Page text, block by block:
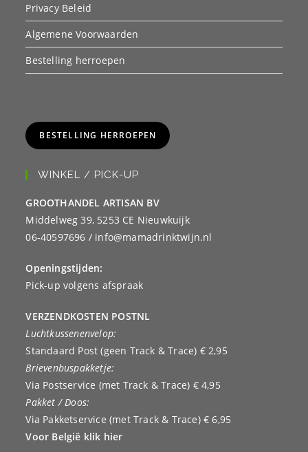
Privacy Beleid
Algemene Voorwaarden
Bestelling herroepen
BESTELLING HERROEPEN
WINKEL / PICK-UP
GROOTHANDEL ARTISAN BV
Middelweg 39, 5253 CE Nieuwkuijk
06-40597696 / info@mamadrinktwijn.nl
Openingstijden:
Pick-up volgens afspraak
VERZENDKOSTEN POSTNL
Luchtkussenenvelop:
Standaard Post (geen Track & Trace) € 2,95
Brievenbuspakketje:
Via Postservice (met Track & Trace) € 4,95
Pakket / Doos:
Via Pakketservice (met Track & Trace) € 6,95
Voor België klik hier